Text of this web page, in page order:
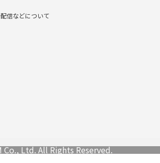
信などについて
Ltd. All Rights Reserved.